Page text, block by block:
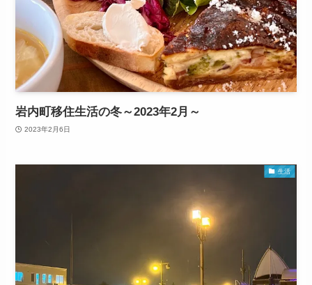
岩内町移住生活の冬～2023年2月～
2023年2月6日
生活